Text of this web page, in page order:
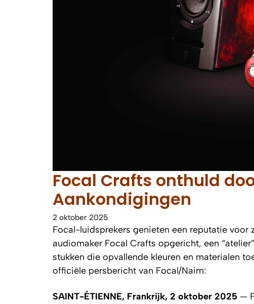
Focal Crafts onthuld
Aankondigingen
2 oktober 2025
Focal-luidsprekers genieten een reputatie
audiomaker Focal Crafts opgericht, een
stukken die opvallende kleuren en materialen
officiële persbericht van Focal/Naim:
SAINT-ÉTIENNE, Frankrijk, 2 oktober 2025 —